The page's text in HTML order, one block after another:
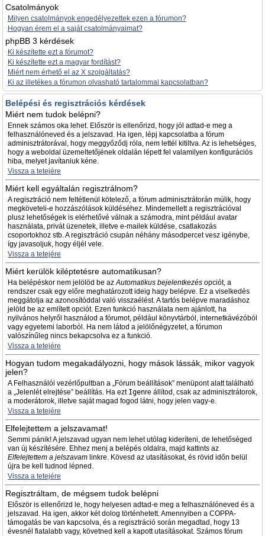
Csatolmányok
Milyen csatolmányok engedélyezettek ezen a fórumon?
Hogyan érem el a saját csatolmányaimat?
phpBB 3 kérdések
Ki készítette ezt a fórumot?
Ki készítette ezt a magyar fordítást?
Miért nem érhető el az X szolgáltatás?
Ki az illetékes a fórumon olvasható tartalommal kapcsolatban?
Belépési és regisztrációs kérdések
Miért nem tudok belépni?
Ennek számos oka lehet. Először is ellenőrizd, hogy jól adtad-e meg a
felhasználóneved és a jelszavad. Ha igen, lépj kapcsolatba a fórum
adminisztrátorával, hogy meggyőződj róla, nem lettél kitiltva. Az is lehetséges,
hogy a weboldal üzemeltetőjének oldalán lépett fel valamilyen konfigurációs
hiba, melyet javítaniuk kéne.
Vissza a tetejére
Miért kell egyáltalán regisztrálnom?
A regisztráció nem feltétlenül kötelező, a fórum adminisztrátorán múlik, hogy
megköveteli-e hozzászólások küldéséhez. Mindemellett a regisztrációval
plusz lehetőségek is elérhetővé válnak a számodra, mint például avatar
használata, privát üzenetek, illetve e-mailek küldése, csatlakozás
csoportokhoz stb. A regisztráció csupán néhány másodpercet vesz igénybe,
így javasoljuk, hogy éljél vele.
Vissza a tetejére
Miért kerülök kiléptetésre automatikusan?
Ha belépéskor nem jelölöd be azAutomatikus bejelentkezés opciót, a
rendszer csak egy előre meghatározott ideig hagy belépve. Ez a viselkedés
meggátolja az azonosítóddal való visszaélést. A tartós belépve maradáshoz
jelöld be az említett opciót. Ezen funkció használata nem ajánlott, ha
nyilvános helyről használod a fórumot, például könyvtárból, internetkávézóból
vagy egyetemi laborból. Ha nem látod a jelölőnégyzetet, a fórumon
valószínűleg nincs bekapcsolva ez a funkció.
Vissza a tetejére
Hogyan tudom megakadályozni, hogy mások lássák, mikor vagyok
jelen?
A Felhasználói vezérlőpultban a „Fórum beállítások” menüpont alatt található
a „Jelenlét elrejtése” beállítás. Ha ezt Igenre állítod, csak az adminisztrátorok,
a moderátorok, illetve saját magad fogod látni, hogy jelen vagy-e.
Vissza a tetejére
Elfelejtettem a jelszavamat!
Semmi pánik! A jelszavad ugyan nem lehet utólag kideríteni, de lehetőséged
van új készítésére. Ehhez menj a belépés oldalra, majd kattints az
Elfelejtettem a jelszavam linkre. Kövesd az utasításokat, és rövid időn belül
újra be kell tudnod lépned.
Vissza a tetejére
Regisztráltam, de mégsem tudok belépni
Először is ellenőrizd le, hogy helyesen adtad-e meg a felhasználóneved és a
jelszavad. Ha igen, akkor két dolog történhetett. Amennyiben a COPPA-
támogatás be van kapcsolva, és a regisztráció során megadtad, hogy 13
évesnél fiatalabb vagy, követned kell a kapott utasításokat. Számos fórum